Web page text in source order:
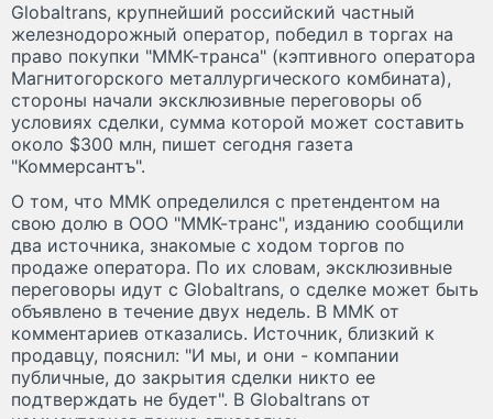
Globaltrans, крупнейший российский частный
железнодорожный оператор, победил в торгах на
право покупки "ММК-транса" (кэптивного оператора
Магнитогорского металлургического комбината),
стороны начали эксклюзивные переговоры об
условиях сделки, сумма которой может составить
около $300 млн, пишет сегодня газета
"Коммерсантъ".
О том, что ММК определился с претендентом на
свою долю в ООО "ММК-транс", изданию сообщили
два источника, знакомые с ходом торгов по
продаже оператора. По их словам, эксклюзивные
переговоры идут с Globaltrans, о сделке может быть
объявлено в течение двух недель. В ММК от
комментариев отказались. Источник, близкий к
продавцу, пояснил: "И мы, и они - компании
публичные, до закрытия сделки никто ее
подтверждать не будет". В Globaltrans от